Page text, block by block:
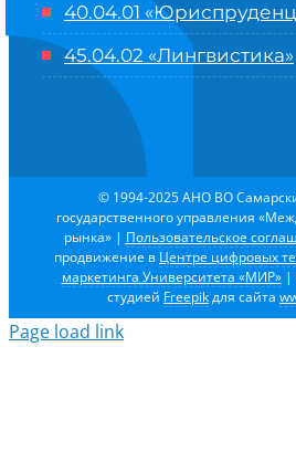
40.04.01
45.04.02 «Лингвистика»
© 1994-2025 АНО ВО
государственного управления
рынка» | Пользовательское
продвижение в Центре цифровых
маркетинга Университета «МИР»|
студией Freepikдля сайта
Page load link